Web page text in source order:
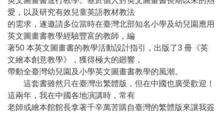
愛，以及研究有效兒童英語教材教法
的需求，遂邀請多位當時在臺灣北部知名小學及幼兒園應用
英文圖畫書教學經驗豐富的教師，編
著50 本英文圖畫書的教學活動設計指引，出版了3 冊《英
文繪本創意教學》，獲得極大的廻響，
帶動全臺灣幼兒園及小學英文圖畫書教學的風潮。
這套書雖然只在臺灣出繁體版，但在中國也廣受歡迎！
這兩年，我在中國各地演講時，常有
老師或繪本館館長拿著千辛萬苦購自臺灣的繁體版來讓我簽